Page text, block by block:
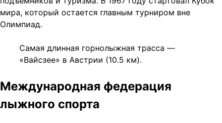
мира, который остается главным турниром вне
Олимпиад.
Самая длинная горнолыжная трасса —
«Вайсзее» в Австрии (10.5 км).
Международная федерация
лыжного спорта